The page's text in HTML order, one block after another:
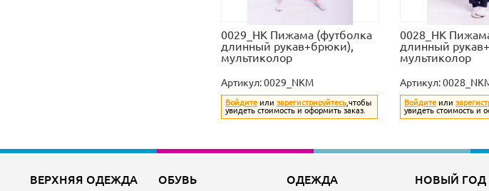
0029_НК Пижама (футболка
длинный рукав+брюки),
мультиколор
Артикул:0029_NKM
Войдите или зарегистрируйтесь ,чтобы
увидеть стоимость и оформить заказ.
0028_НК
длинный
мультиколор
Артикул:
Войдите или
увидеть стоимость и
ВЕРХНЯЯ ОДЕЖДА ОБУВЬ ОДЕЖДА НОВЫЙ ГОД